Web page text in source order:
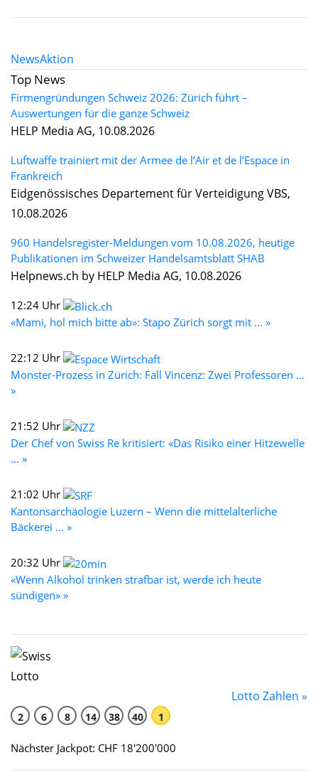
NewsAktion
Top News
Firmengründungen Schweiz 2026: Zürich führt –
Auswertungen für die ganze Schweiz
HELP Media AG, 10.08.2026
Luftwaffe trainiert mit der Armee de l’Air et de l’Espace in
Frankreich
Eidgenössisches Departement für Verteidigung VBS,
10.08.2026
960 Handelsregister-Meldungen vom 10.08.2026, heutige
Publikationen im Schweizer Handelsamtsblatt SHAB
Helpnews.ch by HELP Media AG, 10.08.2026
12:24 Uhr
«Mami, hol mich bitte ab»: Stapo Zürich sorgt mit ... »
22:12 Uhr
Monster-Prozess in Zürich: Fall Vincenz: Zwei Professoren ...
»
21:52 Uhr
Der Chef von Swiss Re kritisiert: «Das Risiko einer Hitzewelle
... »
21:02 Uhr
Kantonsarchäologie Luzern – Wenn die mittelalterliche
Bäckerei ... »
20:32 Uhr
«Wenn Alkohol trinken strafbar ist, werde ich heute
sündigen» »
Lotto Zahlen »
2 6 8 14 38 40 1
Nächster Jackpot: CHF 18'200'000